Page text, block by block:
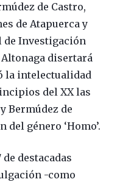
de Castro,
de Atapuerca y
de Investigación
disertará
la intelectualidad
del XX las
Bermúdez de
género ‘Homo’.
destacadas
-como